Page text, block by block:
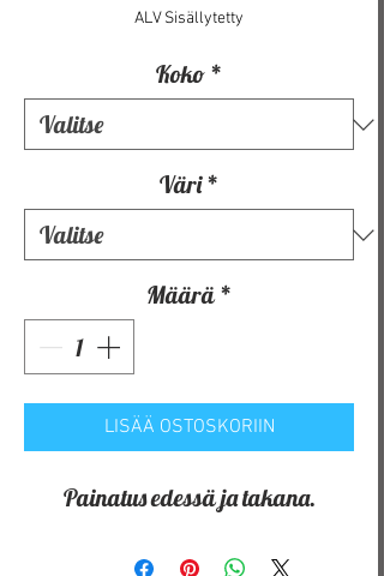
ALV Sisällytetty
Koko *
Väri *
Määrä *
LISÄÄ OSTOSKORIIN
Painatus edessä ja takana.